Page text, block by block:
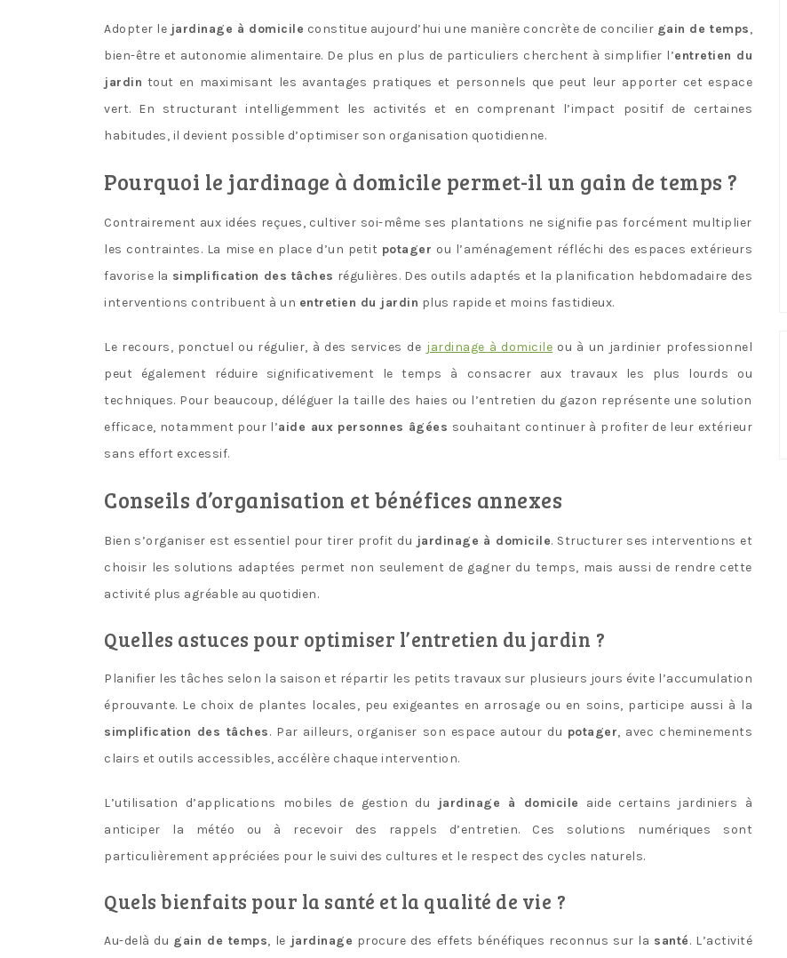
Adopter le jardinage à domicile constitue aujourd’hui une manière concrète de concilier gain de temps,
bien-être et autonomie alimentaire. De plus en plus de particuliers cherchent à simplifier l’entretien du
jardin tout en maximisant les avantages pratiques et personnels que peut leur apporter cet espace
vert. En structurant intelligemment les activités et en comprenant l’impact positif de certaines
habitudes, il devient possible d’optimiser son organisation quotidienne.
Pourquoi le jardinage à domicile permet-il un gain de temps ?
Contrairement aux idées reçues, cultiver soi-même ses plantations ne signifie pas forcément multiplier
les contraintes. La mise en place d’un petit potager ou l’aménagement réfléchi des espaces extérieurs
favorise la simplification des tâches régulières. Des outils adaptés et la planification hebdomadaire des
interventions contribuent à un entretien du jardin plus rapide et moins fastidieux.
Le recours, ponctuel ou régulier, à des services de jardinage à domicile ou à un jardinier professionnel
peut également réduire significativement le temps à consacrer aux travaux les plus lourds ou
techniques. Pour beaucoup, déléguer la taille des haies ou l’entretien du gazon représente une solution
efficace, notamment pour l’aide aux personnes âgées souhaitant continuer à profiter de leur extérieur
sans effort excessif.
Conseils d’organisation et bénéfices annexes
Bien s’organiser est essentiel pour tirer profit du jardinage à domicile. Structurer ses interventions et
choisir les solutions adaptées permet non seulement de gagner du temps, mais aussi de rendre cette
activité plus agréable au quotidien.
Quelles astuces pour optimiser l’entretien du jardin ?
Planifier les tâches selon la saison et répartir les petits travaux sur plusieurs jours évite l’accumulation
éprouvante. Le choix de plantes locales, peu exigeantes en arrosage ou en soins, participe aussi à la
simplification des tâches. Par ailleurs, organiser son espace autour du potager, avec cheminements
clairs et outils accessibles, accélère chaque intervention.
L’utilisation d’applications mobiles de gestion du jardinage à domicile
aide certains jardiniers à
anticiper la météo ou à recevoir des rappels d’entretien. Ces solutions numériques sont
particulièrement appréciées pour le suivi des cultures et le respect des cycles naturels.
Quels bienfaits pour la santé et la qualité de vie ?
Au-delà du gain de temps, le jardinage procure des effets bénéfiques reconnus sur la santé. L’activité